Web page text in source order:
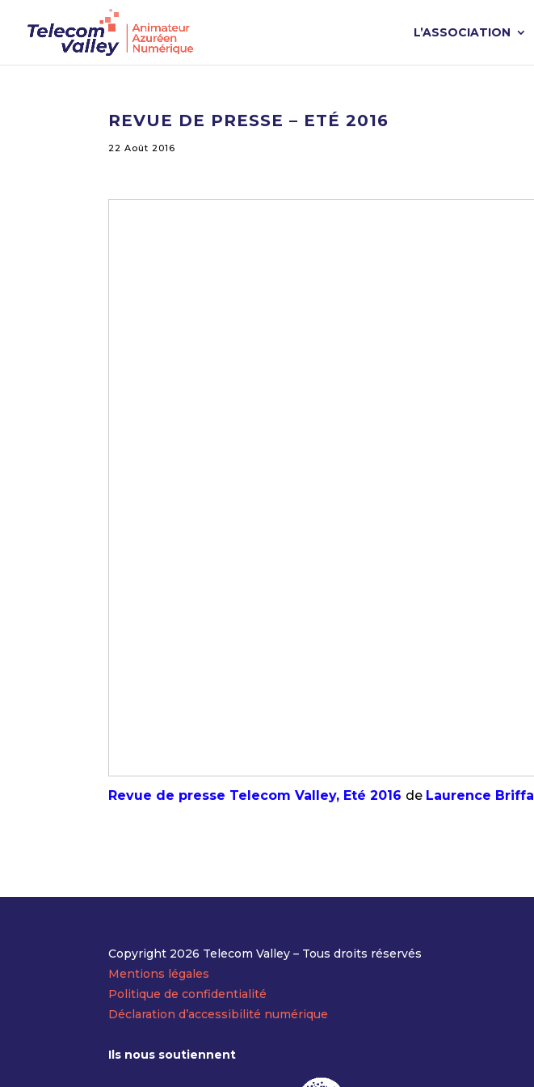
L’ASSOCIATION
REVUE DE PRESSE – ETÉ 2016
22 Août 2016
Revue de presse Telecom Valley, Eté 2016 de Laurence Briffa
Copyright 2026 Telecom Valley – Tous droits réservés
Mentions légales
Politique de confidentialité
Déclaration d’accessibilité numérique
Ils nous soutiennent